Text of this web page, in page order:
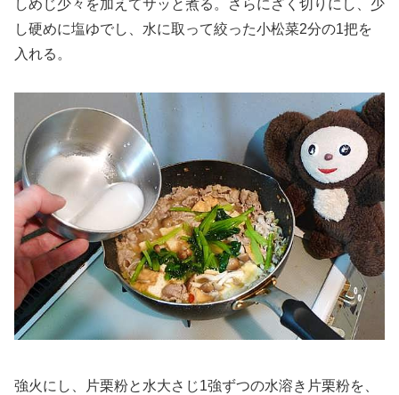
しめじ少々を加えてサッと煮る。さらにざく切りにし、少
し硬めに塩ゆでし、水に取って絞った小松菜2分の1把を
入れる。
強火にし、片栗粉と水大さじ1強ずつの水溶き片栗粉を、